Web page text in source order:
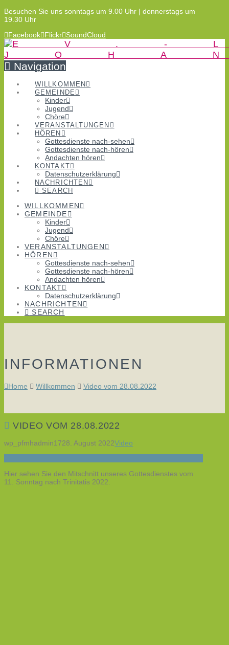
Besuchen Sie uns sonntags um 9.00 Uhr | donnerstags um
19.30 Uhr
Facebook Flickr SoundCloud
Navigation
WILLKOMMEN
GEMEINDE
Kinder
Jugend
Chöre
VERANSTALTUNGEN
HÖREN
Gottesdienste nach-sehen
Gottesdienste nach-hören
Andachten hören
KONTAKT
Datenschutzerklärung
NACHRICHTEN
SEARCH
WILLKOMMEN
GEMEINDE
Kinder
Jugend
Chöre
VERANSTALTUNGEN
HÖREN
Gottesdienste nach-sehen
Gottesdienste nach-hören
Andachten hören
KONTAKT
Datenschutzerklärung
NACHRICHTEN
SEARCH
INFORMATIONEN
Home Willkommen Video vom 28.08.2022
VIDEO VOM 28.08.2022
wp_pfmhadmin1728. August 2022Video
Hier sehen Sie den Mitschnitt unseres Gottesdienstes vom
11. Sonntag nach Trinitatis 2022.